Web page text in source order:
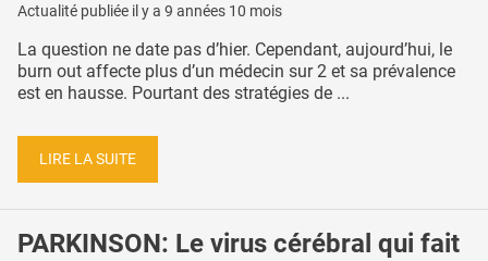
Actualité publiée il y a 9 années 10 mois
La question ne date pas d’hier. Cependant, aujourd’hui, le
burn out affecte plus d’un médecin sur 2 et sa prévalence
est en hausse. Pourtant des stratégies de ...
LIRE LA SUITE
PARKINSON: Le virus cérébral qui fait